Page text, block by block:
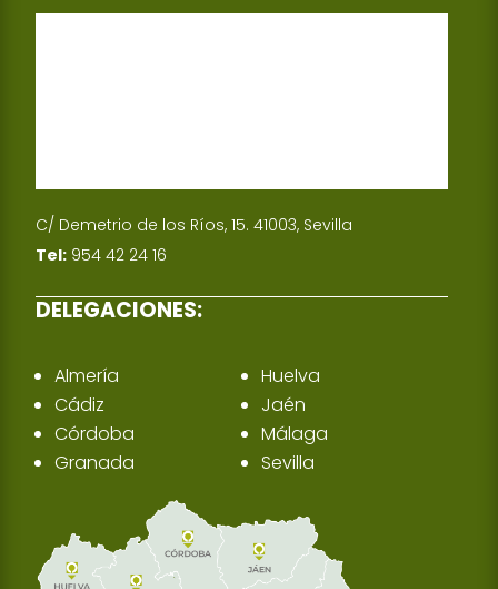
C/ Demetrio de los Ríos, 15. 41003, Sevilla
Tel: 954 42 24 16
DELEGACIONES:
Almería
Cádiz
Córdoba
Granada
Huelva
Jaén
Málaga
Sevilla